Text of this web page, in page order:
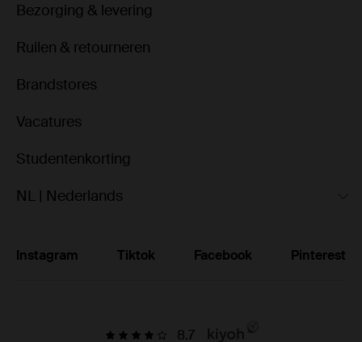
Bezorging & levering
Ruilen & retourneren
Brandstores
Vacatures
Studentenkorting
NL | Nederlands
Instagram Tiktok Facebook Pinterest
8.7